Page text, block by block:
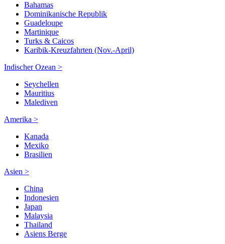
Bahamas
Dominikanische Republik
Guadeloupe
Martinique
Turks & Caicos
Karibik-Kreuzfahrten (Nov.-April)
Indischer Ozean >
Seychellen
Mauritius
Malediven
Amerika >
Kanada
Mexiko
Brasilien
Asien >
China
Indonesien
Japan
Malaysia
Thailand
Asiens Berge